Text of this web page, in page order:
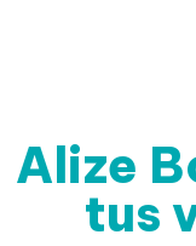
Alize
tus